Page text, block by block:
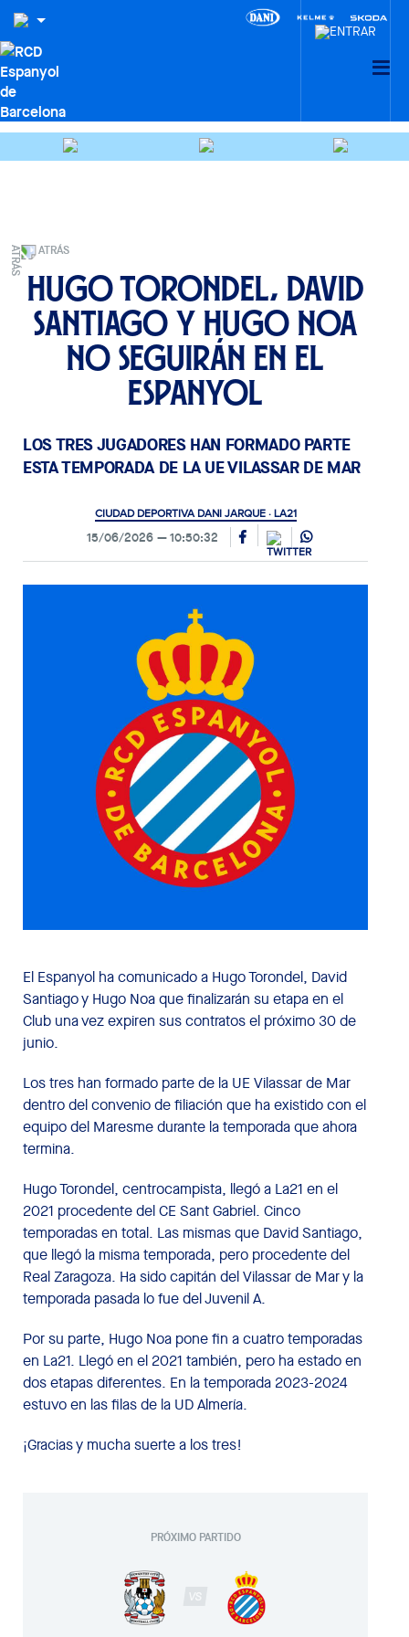
ATRÁS
Hugo Torondel, David
Santiago y Hugo Noa
no seguirán en el
Espanyol
LOS TRES JUGADORES HAN FORMADO PARTE
ESTA TEMPORADA DE LA UE VILASSAR DE MAR
CIUDAD DEPORTIVA DANI JARQUE · LA21
15/06/2026 10:50:32
El Espanyol ha comunicado a Hugo Torondel, David
Santiago y Hugo Noa que finalizarán su etapa en el
Club una vez expiren sus contratos el próximo 30 de
junio.
Los tres han formado parte de la UE Vilassar de Mar
dentro del convenio de filiación que ha existido con el
equipo del Maresme durante la temporada que ahora
termina.
Hugo Torondel, centrocampista, llegó a La21 en el
2021 procedente del CE Sant Gabriel. Cinco
temporadas en total. Las mismas que David Santiago,
que llegó la misma temporada, pero procedente del
Real Zaragoza. Ha sido capitán del Vilassar de Mar y la
temporada pasada lo fue del Juvenil A.
Por su parte, Hugo Noa pone fin a cuatro temporadas
en La21. Llegó en el 2021 también, pero ha estado en
dos etapas diferentes. En la temporada 2023-2024
estuvo en las filas de la UD Almería.
¡Gracias y mucha suerte a los tres!
PRÓXIMO PARTIDO
VS